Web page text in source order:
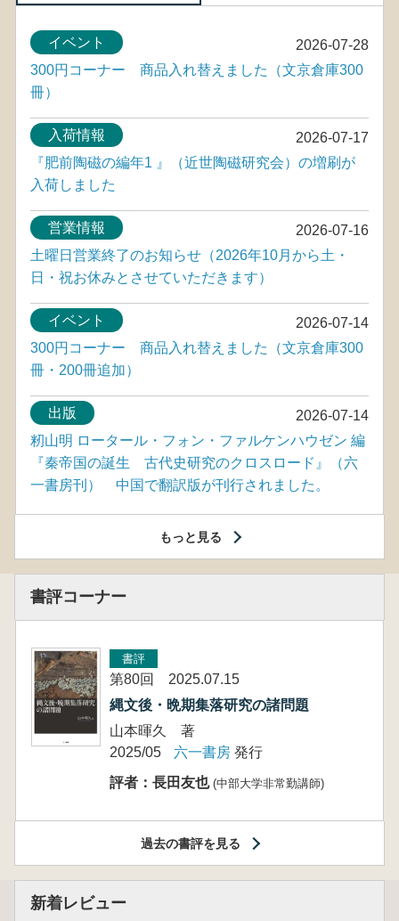
2026-07-28
イベント
300円コーナー 商品入れ替えました（文京倉庫300
冊）
2026-07-17
入荷情報
『肥前陶磁の編年1 』（近世陶磁研究会）の増刷が
入荷しました
2026-07-16
営業情報
土曜日営業終了のお知らせ（2026年10月から土・
日・祝お休みとさせていただきます）
2026-07-14
イベント
300円コーナー 商品入れ替えました（文京倉庫300
冊・200冊追加）
2026-07-14
出版
籾山明 ロータール・フォン・ファルケンハウゼン 編
『秦帝国の誕生 古代史研究のクロスロード』（六
一書房刊） 中国で翻訳版が刊行されました。
もっと見る
書評コーナー
書評
第80回 2025.07.15
縄文後・晩期集落研究の諸問題
山本暉久 著
2025/05
六一書房 発行
評者：長田友也 (中部大学非常勤講師)
過去の書評を見る
新着レビュー